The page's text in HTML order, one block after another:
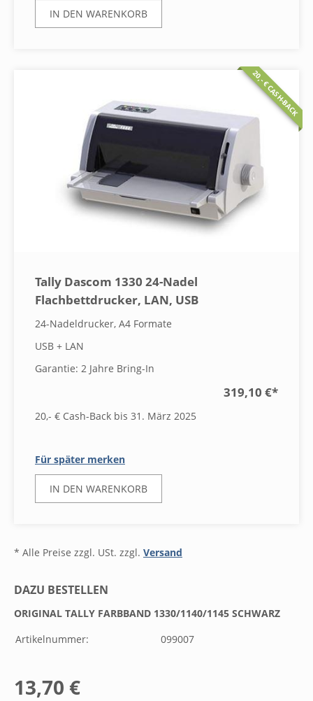
IN DEN WARENKORB
20,- € CASH-BACK
Tally Dascom 1330 24-Nadel
Flachbettdrucker, LAN, USB
24-Nadeldrucker, A4 Formate
USB + LAN
Garantie: 2 Jahre Bring-In
319,10 €*
20,- € Cash-Back bis 31. März 2025
Für später merken
IN DEN WARENKORB
* Alle Preise zzgl. USt. zzgl. Versand
DAZU BESTELLEN
ORIGINAL TALLY FARBBAND 1330/1140/1145 SCHWARZ
Artikelnummer:
099007
13,70 €